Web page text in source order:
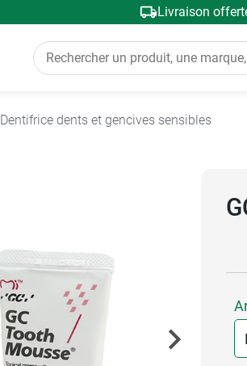
Livraison
Dentifrice dents et gencives sensibles